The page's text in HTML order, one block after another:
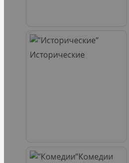
Исторические
Комедии